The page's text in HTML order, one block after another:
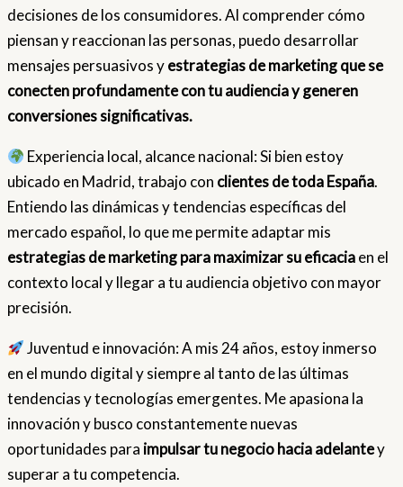
decisiones de los consumidores. Al comprender cómo
piensan y reaccionan las personas, puedo desarrollar
mensajes persuasivos yestrategias de marketing que se
conecten profundamente con tu audiencia y generen
conversiones significativas.
Experiencia local, alcance nacional: Si bien estoy
ubicado en Madrid, trabajo con clientes de toda España.
Entiendo las dinámicas y tendencias específicas del
mercado español, lo que me permite adaptar mis
estrategias de marketing para maximizar su eficaciaen el
contexto local y llegar a tu audiencia objetivo con mayor
precisión.
Juventud e innovación: A mis 24 años, estoy inmerso
en el mundo digital y siempre al tanto de las últimas
tendencias y tecnologías emergentes. Me apasiona la
innovación y busco constantemente nuevas
oportunidades para impulsar tu negocio hacia adelantey
superar a tu competencia.